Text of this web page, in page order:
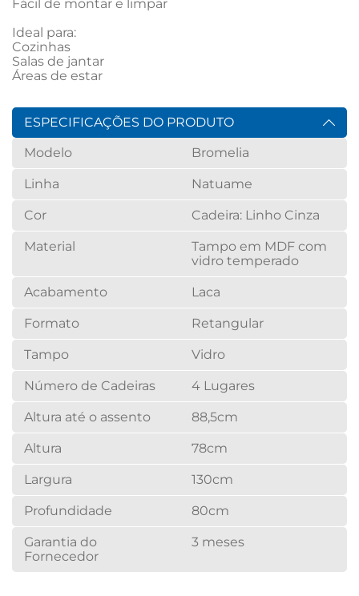
Fácil de montar e limpar
Ideal para:
Cozinhas
Salas de jantar
Áreas de estar
ESPECIFICAÇÕES DO PRODUTO
Modelo
Bromelia
Linha Natuame
Cor Cadeira: Linho Cinza
Material
Tampo em MDF com
vidro temperado
Acabamento Laca
Formato Retangular
Tampo Vidro
Número de Cadeiras 4 Lugares
Altura até o assento 88,5cm
Altura 78cm
Largura 130cm
Profundidade 80cm
Garantia do
Fornecedor
3 meses